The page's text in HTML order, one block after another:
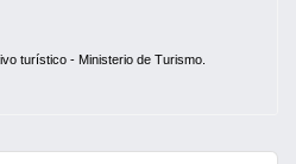
turístico - Ministerio de Turismo.